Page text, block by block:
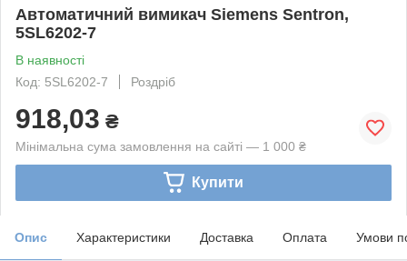
Автоматичний вимикач Siemens Sentron,
5SL6202-7
В наявності
Код: 5SL6202-7
Роздріб
918,03 ₴
Мінімальна сума замовлення на сайті — 1 000 ₴
Купити
Опис Характеристики Доставка Оплата Умови